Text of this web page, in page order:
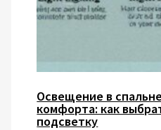
Освещение в
комфорта: как
подсветку